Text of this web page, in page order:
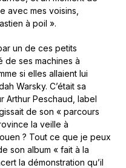
avec mes voisins,
à poil ».
un de ces petits
de ses machines à
si elles allaient lui
Warsky. C’était sa
Arthur Peschaud, label
de son « parcours
la veille à
? Tout ce que je peux
son album « fait à la
la démonstration qu’il